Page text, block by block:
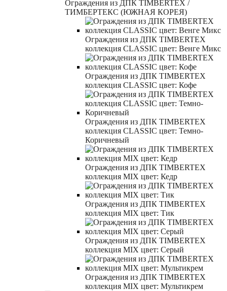
Ограждения из ДПК TIMBERTEX /
ТИМБЕРТЕКС (ЮЖНАЯ КОРЕЯ)
Ограждения из ДПК TIMBERTEX
коллекция CLASSIC цвет: Венге Микс
Ограждения из ДПК TIMBERTEX
коллекция CLASSIC цвет: Кофе
Ограждения из ДПК TIMBERTEX
коллекция CLASSIC цвет: Темно-
Коричневый
Ограждения из ДПК TIMBERTEX
коллекция MIX цвет: Кедр
Ограждения из ДПК TIMBERTEX
коллекция MIX цвет: Тик
Ограждения из ДПК TIMBERTEX
коллекция MIX цвет: Серый
Ограждения из ДПК TIMBERTEX
коллекция MIX цвет: Мультикрем